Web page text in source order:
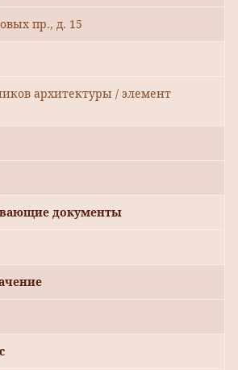
пр., д. 15
архитектуры / элемент
документы